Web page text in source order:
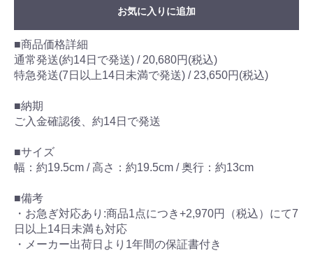
お気に入りに追加
■商品価格詳細
通常発送(約14日で発送) / 20,680円(税込)
特急発送(7日以上14日未満で発送) / 23,650円(税込)
■納期
ご入金確認後、約14日で発送
■サイズ
幅：約19.5cm / 高さ：約19.5cm / 奥行：約13cm
■備考
・お急ぎ対応あり:商品1点につき+2,970円（税込）にて7
日以上14日未満も対応
・メーカー出荷日より1年間の保証書付き